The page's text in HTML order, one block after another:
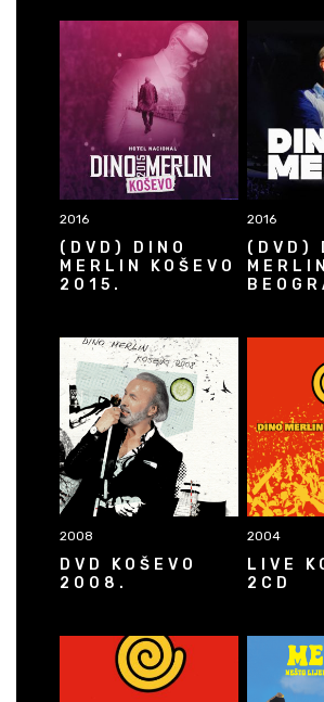
2016
(DVD) DINO
MERLIN KOŠEVO
2015.
2016
(DVD)
MERLIN
2008
DVD KOŠEVO
2008.
2004
LIVE
2CD